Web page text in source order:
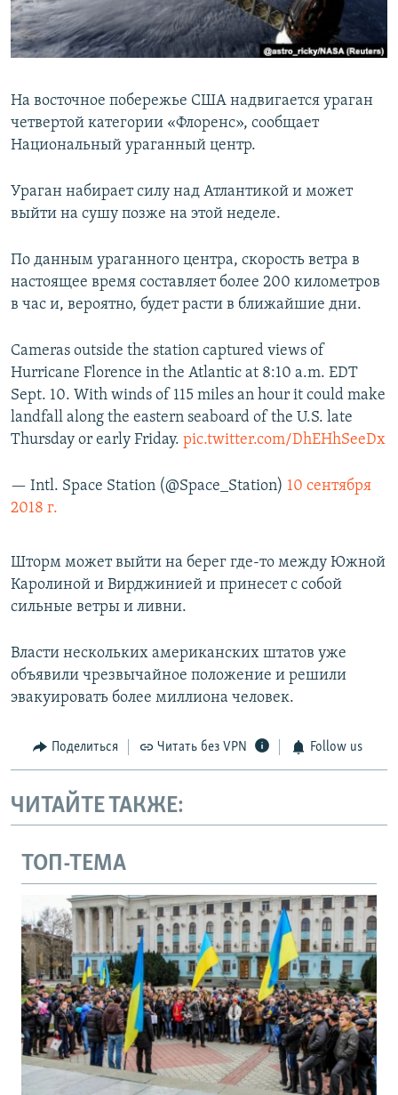
ПОБЕДИТЕЛЕЙ НЕ СУДЯТ?
КРЫМ.НЕПОКОРЕННЫЙ
УКРАИНСКАЯ ПРОБЛЕМА КРЫМА
ПРИСОЕДИНЯЙТЕСЬ!
Все сайты RFE/RL
На восточное побережье США надвигается ураган
четвертой категории «Флоренс», сообщает
Национальный ураганный центр.
Ураган набирает силу над Атлантикой и может
выйти на сушу позже на этой неделе.
По данным ураганного центра, скорость ветра в
настоящее время составляет более 200 километров
в час и, вероятно, будет расти в ближайшие дни.
Cameras outside the station captured views of
Hurricane Florence in the Atlantic at 8:10 a.m. EDT
Sept. 10. With winds of 115 miles an hour it could make
landfall along the eastern seaboard of the U.S. late
Thursday or early Friday. pic.twitter.com/DhEHhSeeDx
— Intl. Space Station (@Space_Station) 10 сентября
2018 г.
Шторм может выйти на берег где-то между Южной
Каролиной и Вирджинией и принесет с собой
сильные ветры и ливни.
Власти нескольких американских штатов уже
объявили чрезвычайное положение и решили
эвакуировать более миллиона человек.
Поделиться Читать без VPN Follow us
ЧИТАЙТЕ ТАКЖЕ:
ТОП-ТЕМА